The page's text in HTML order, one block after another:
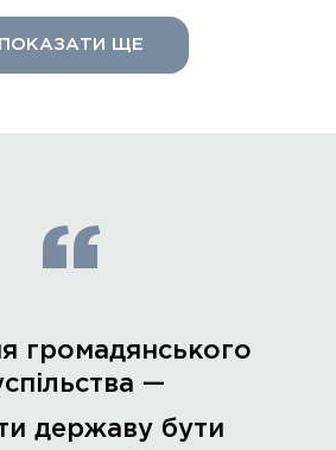
ПОКАЗАТИ ЩЕ
“
громадянського
—
державу бути